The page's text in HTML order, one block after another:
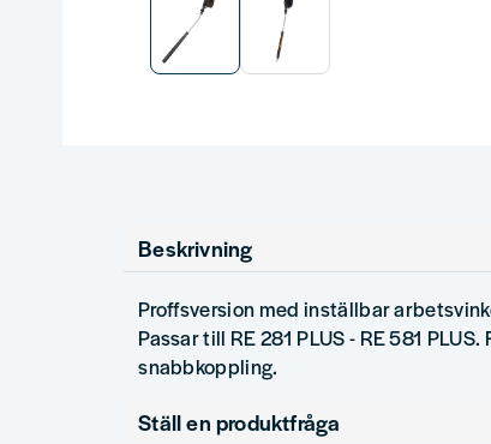
Beskrivning
Proffsversion med inställbar
Passar till RE 281 PLUS - RE 581
snabbkoppling.
Ställ en produktfråga